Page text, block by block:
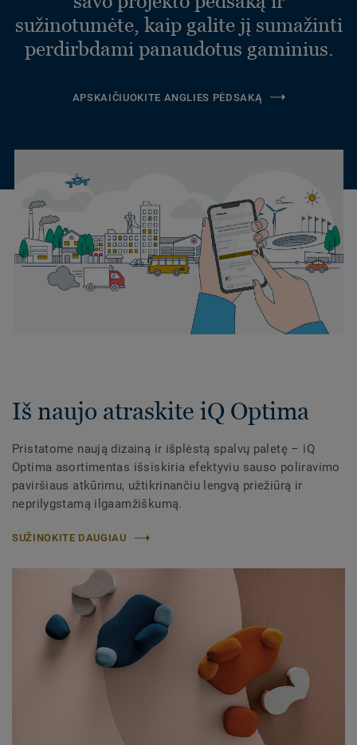
sužinotumėte, kaip galite jį sumažinti
perdirbdami panaudotus gaminius.
APSKAIČIUOKITE ANGLIES PĖDSAKĄ
Iš naujo atraskite iQ Optima
Pristatome naują dizainą ir išplėstą spalvų paletę – iQ
Optima asortimentas išsiskiria efektyviu sauso poliravimo
paviršiaus atkūrimu, užtikrinančiu lengvą priežiūrą ir
neprilygstamą ilgaamžiškumą.​
SUŽINOKITE DAUGIAU